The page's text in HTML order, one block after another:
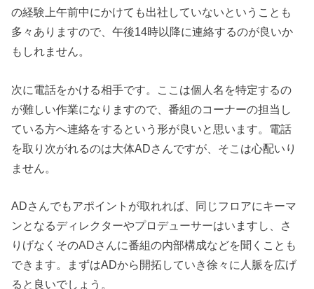
の経験上午前中にかけても出社していないということも
多々ありますので、午後14時以降に連絡するのが良いか
もしれません。
次に電話をかける相手です。ここは個人名を特定するの
が難しい作業になりますので、番組のコーナーの担当し
ている方へ連絡をするという形が良いと思います。電話
を取り次がれるのは大体ADさんですが、そこは心配いり
ません。
ADさんでもアポイントが取れれば、同じフロアにキーマ
ンとなるディレクターやプロデューサーはいますし、さ
りげなくそのADさんに番組の内部構成などを聞くことも
できます。まずはADから開拓していき徐々に人脈を広げ
ると良いでしょう。